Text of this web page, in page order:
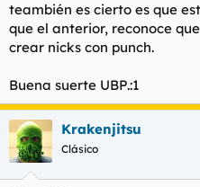
teambién es cierto es que
que el anterior, reconoce
crear nicks con punch.
Buena suerte UBP.:1
Krakenjitsu
Clásico